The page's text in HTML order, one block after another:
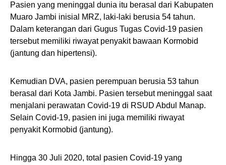
Pasien yang meninggal dunia itu berasal dari Kabupaten
Muaro Jambi inisial MRZ, laki-laki berusia 54 tahun.
Dalam keterangan dari Gugus Tugas Covid-19 pasien
tersebut memiliki riwayat penyakit bawaan Kormobid
(jantung dan hipertensi).
Kemudian DVA, pasien perempuan berusia 53 tahun
berasal dari Kota Jambi. Pasien tersebut meninggal saat
menjalani perawatan Covid-19 di RSUD Abdul Manap.
Selain Covid-19, pasien ini juga memiliki riwayat
penyakit Kormobid (jantung).
Hingga 30 Juli 2020, total pasien Covid-19 yang